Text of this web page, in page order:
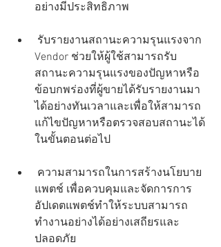
อย่างมีประสิทธิภาพ
Vendor ช่วยให้ผู้ใช้สามารถรับ
สถานะความรุนแรงของปัญหาหรือ
ข้อบกพร่องที่ผู้ขายได้รับรายงานมา
ได้อย่างทันเวลาและเพื่อให้สามารถ
แก้ไขปัญหาหรือตรวจสอบสถานะได้
ในขั้นตอนต่อไป
แพตช์ เพื่อควบคุมและจัดการการ
อัปเดตแพตช์ทำให้ระบบสามารถ
ทำงานอย่างได้อย่างเสถียรและ
ปลอดภัย